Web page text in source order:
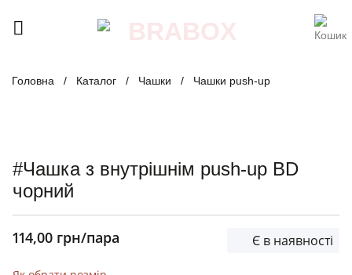
Головна / Каталог / Чашки / Чашки push-up
#Чашка з внутрішнім push-up BD
чорний
114,00 грн/пара Є в наявності